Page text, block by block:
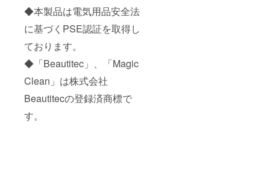
◆本製品は電気用品安全法
に基づくPSE認証を取得し
ております。
◆「Beautitec」、「Magic
Clean」は株式会社
Beautitecの登録済商標で
す。